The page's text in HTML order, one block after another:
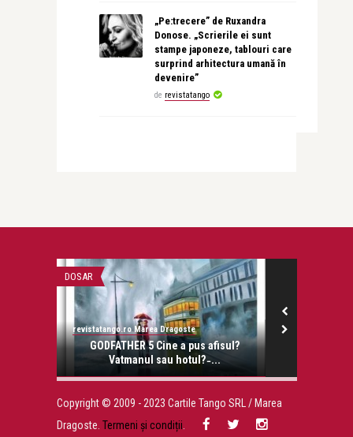
„Pe:trecere” de Ruxandra
Donose. „Scrierile ei sunt
stampe japoneze, tablouri care
surprind arhitectura umană în
devenire”
de revistatango
DOSAR
revistatango.ro Marea Dragoste
GODFATHER 5 Cine a pus afisul?
Vatmanul sau hotul? ̵ ...
Copyright © 2009 - 2023 Cartile Tango SRL / Marea
Dragoste. Termeni și condiții.